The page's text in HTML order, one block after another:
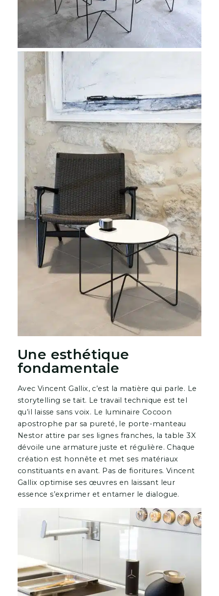
Une esthétique
fondamentale
Avec Vincent Gallix, c’est la matière qui parle. Le
storytelling se tait. Le travail technique est tel
qu’il laisse sans voix. Le luminaire Cocoon
apostrophe par sa pureté, le porte-manteau
Nestor attire par ses lignes franches, la table 3X
dévoile une armature juste et régulière. Chaque
création est honnête et met ses matériaux
constituants en avant. Pas de fioritures. Vincent
Gallix optimise ses œuvres en laissant leur
essence s’exprimer et entamer le dialogue.